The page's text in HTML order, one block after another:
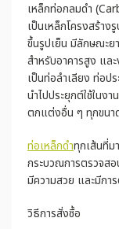
เหล็กท่อกลมดำ
เป็นเหล็กโครงสร้า
ขึ้นรูปเย็น มีลักษณะย
สำหรับอาคารสูง แล
เป็นท่อลำเลียง ท่อป
นำไปประยุกต์ใช้ในง
ตกแต่งอื่น ๆ ทุกขนา
ท่อเหล็กดำทุกเส้นที่ม
กระบวณการตรวจส
มีความสวย และมีกา
วิธีการสั่งซื้อ